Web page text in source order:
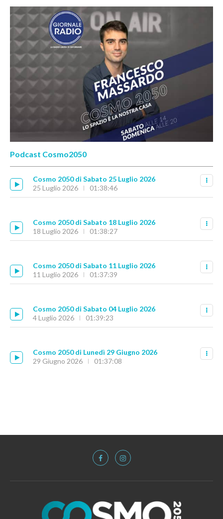
Podcast Cosmo2050
Cosmo 2050 di Sabato 25 Luglio 2026
25 Luglio 2026
01:38:46
Cosmo 2050 di Sabato 18 Luglio 2026
18 Luglio 2026
01:38:27
Cosmo 2050 di Sabato 11 Luglio 2026
11 Luglio 2026
01:37:39
Cosmo 2050 di Sabato 04 Luglio 2026
4 Luglio 2026
01:39:23
Cosmo 2050 di Lunedì 29 Giugno 2026
29 Giugno 2026
01:37:08